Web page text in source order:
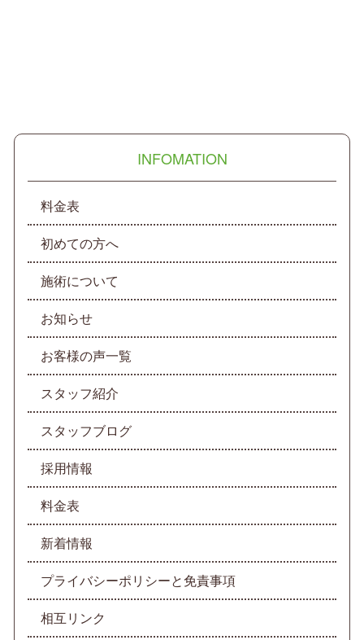
INFOMATION
料金表
初めての方へ
施術について
お知らせ
お客様の声一覧
スタッフ紹介
スタッフブログ
採用情報
料金表
新着情報
プライバシーポリシーと免責事項
相互リンク